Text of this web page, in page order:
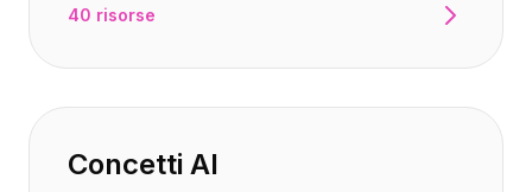
40 risorse
Concetti AI